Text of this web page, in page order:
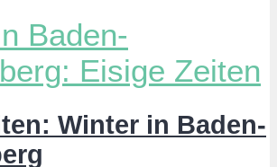
Winter in Baden-